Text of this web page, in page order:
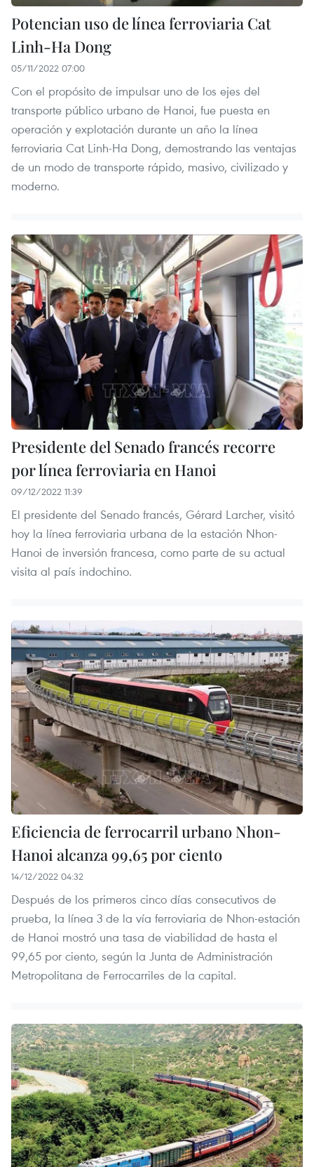
Potencian uso de línea ferroviaria Cat
Linh-Ha Dong
05/11/2022 07:00
Con el propósito de impulsar uno de los ejes del
transporte público urbano de Hanoi, fue puesta en
operación y explotación durante un año la línea
ferroviaria Cat Linh-Ha Dong, demostrando las ventajas
de un modo de transporte rápido, masivo, civilizado y
moderno.
Presidente del Senado francés recorre
por línea ferroviaria en Hanoi
09/12/2022 11:39
El presidente del Senado francés, Gérard Larcher, visitó
hoy la línea ferroviaria urbana de la estación Nhon-
Hanoi de inversión francesa, como parte de su actual
visita al país indochino.
Eficiencia de ferrocarril urbano Nhon-
Hanoi alcanza 99,65 por ciento
14/12/2022 04:32
Después de los primeros cinco días consecutivos de
prueba, la línea 3 de la vía ferroviaria de Nhon-estación
de Hanoi mostró una tasa de viabilidad de hasta el
99,65 por ciento, según la Junta de Administración
Metropolitana de Ferrocarriles de la capital.